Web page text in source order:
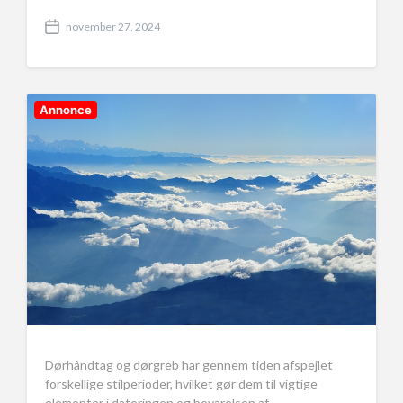
P
s
d
a
e
november 27, 2024
Annonce
Dørhåndtag og dørgreb har gennem tiden afspejlet
forskellige stilperioder, hvilket gør dem til vigtige